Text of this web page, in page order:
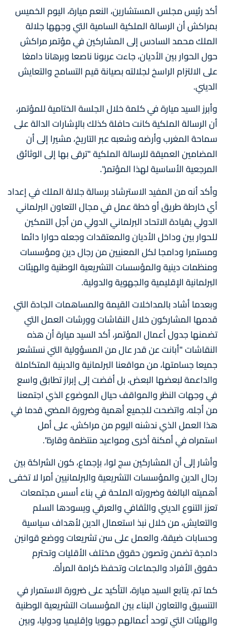
أكد رئيس مجلس المستشارين، النعم ميارة، اليوم الخميس
بمراكش أن الرسالة الملكية السامية التي وجهها جلالة
الملك محمد السادس إلى المشاركين في مؤتمر مراكش
حول الحوار بين الأديان، جاءت عربونا ناصعا وبرهانا دامغا
على الالتزام الراسخ لجلالته بصيانة قيم التسامح والتعايش
الديني.
وأبرز السيد ميارة في كلمة خلال الجلسة الختامية للمؤتمر،
أن الرسالة الملكية كانت حافلة كذلك بالإشارات الدالة على
سماحة المغرب وأرضه وشعبه عبر التاريخ، مشيرا إلى أن
المضامين العميقة للرسالة الملكية "ترقى بها إلى الوثائق
المرجعية الأساسية لهذا المؤتمر".
وأكد أنه من المفيد الاسترشاد برسالة جلالة الملك في إعداد
أي خارطة طريق أو خطة عمل في مجال التعاون البرلماني
الدولي بقيادة الاتحاد البرلماني الدولي من أجل التمكين
للحوار بين وداخل الأديان والمعتقدات وجعله حوارا دائما
ومستمرا ودامجا لكل المعنيين من رجال دين ومؤسسات
ومنظمات دينية والمؤسسات التشريعية الوطنية والهيئات
البرلمانية الإقليمية والجهوية والدولية.
وبعدما أشاد بالمداخلات القيمة والمساهمات الجادة التي
قدمها المشاركون خلال النقاشات وورشات العمل التي
تضمنها جدول أعمال المؤتمر، أكد السيد ميارة أن هذه
النقاشات "أبانت عن قدر عال من المسؤولية التي نستشعر
جميعا جسامتها، من مواقعنا البرلمانية والدينية المتكاملة
والداعمة لبعضها البعض، بل أفضت إلى إبراز تطابق واسع
في وجهات النظر والمواقف حيال الموضوع الذي اجتمعنا
من أجله، واتضحت للجميع أهمية وضرورة المضي قدما في
هذا العمل الذي ندشنه اليوم من مراكش، على أمل
استمراه في أمكنة أخرى ومواعيد منتظمة وقارة".
وأشار إلى أن المشاركين سج لوا، بإجماع، كون الشراكة بين
رجال الدين والمؤسسات التشريعية والبرلمانيين أمرا لا تخفى
أهميته البالغة وضرورته الملحة في بناء أسس مجتمعات
تعزز التنوع الديني والثقافي والعرقي ويسودها السلم
والتعايش، من خلال نبذ استعمال الدين لأهداف سياسية
وحسابات ضيقة، والعمل على سن تشريعات ووضع قوانين
دامجة تضمن وتصون حقوق مختلف الأقليات وتحترم
حقوق الأفراد والجماعات وتحفظ كرامة المرأة.
كما تم، يتابع السيد ميارة، التأكيد على ضرورة الاستمرار في
التنسيق والتعاون البناء بين المؤسسات التشريعية الوطنية
والهيئات التي توحد أعمالهم جهويا وإقليميا ودوليا، وبين